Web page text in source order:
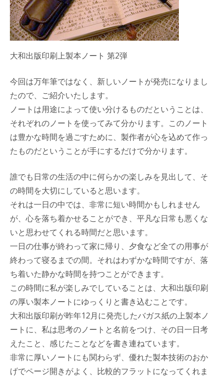
大和出版印刷上製本ノート 第2弾
今回は万年筆ではなく、新しいノートが発売になりまし
たので、ご紹介いたします。
ノートは用途によって使い分けるものだということは、
それぞれのノートを使ってみて分かります。このノート
は豊かな時間を過ごすために、製作者が心を込めて作っ
たものだということが手にするだけで分かります。
誰でも日常の生活の中に何らかの楽しみを見出して、そ
の時間を大切にしていると思います。
それは一日の中では、非常に短い時間かもしれません
が、心を落ち着かせることができ、平凡な日常も悪くな
いと思わせてくれる時間だと思います。
一日の仕事が終わって家に帰り、夕食など全ての用事が
終わって寝るまでの間。それはわずかな時間ですが、落
ち着いた静かな時間を持つことができます。
この時間に私が楽しみでしていることは、大和出版印刷
の厚い製本ノートにゆっくりと書き込むことです。
大和出版印刷が昨年12月に発売したバガス紙の上製本ノ
ートに、私は思考のノートと名前をつけ、その日一日考
えたこと、感じたことなどを書き連ねています。
非常に厚いノートにも関わらず、優れた製本技術のおか
げでページ開きがよく、比較的フラットになってくれま